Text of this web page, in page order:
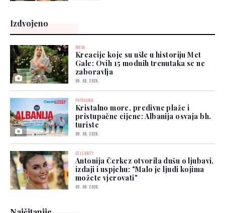
Izdvojeno
MODA
Kreacije koje su ušle u historiju Met
Gale: Ovih 15 modnih trenutaka se ne
zaboravlja
06. 08. 2026.
PUTOVANJA
Kristalno more, predivne plaže i
pristupačne cijene: Albanija osvaja bh.
turiste
06. 08. 2026.
CELEBRITY
Antonija Čerkez otvorila dušu o ljubavi,
izdaji i uspjehu: "Malo je ljudi kojima
možete vjerovati"
05. 08. 2026.